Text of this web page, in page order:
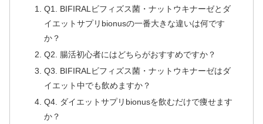
Q1. BIFIRALビフィズス菌・ナットウキナーゼとダ
イエットサプリbionusの一番大きな違いは何です
か？
Q2. 腸活初心者にはどちらがおすすめですか？
Q3. BIFIRALビフィズス菌・ナットウキナーゼはダ
イエット中でも飲めますか？
Q4. ダイエットサプリbionusを飲むだけで痩せます
か？